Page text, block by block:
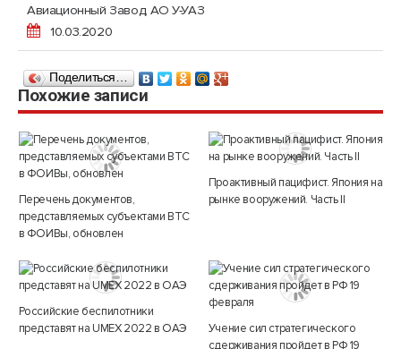
Авиационный Завод, АО У-УАЗ
10.03.2020
Поделиться…
Похожие записи
Перечень документов,
представляемых субъектами ВТС
в ФОИВы, обновлен
Проактивный пацифист. Япония на
рынке вооружений. Часть II
Российские беспилотники
представят на UMEX 2022 в ОАЭ
Учение сил стратегического
сдерживания пройдет в РФ 19